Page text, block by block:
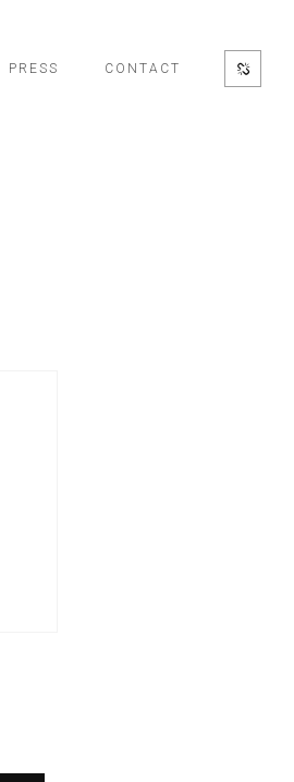
PRESS CONTACT